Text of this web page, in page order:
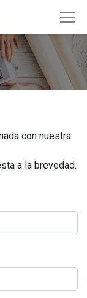
con nuestra
a la brevedad.